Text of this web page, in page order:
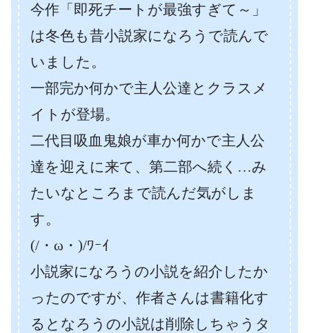
今作「即死チートが最強すぎて～」
は冬色も昔小説家になろうで読んで
いました。
一部完か何かで主人公達とクラスメ
イトが登場。
二代目吸血鬼娘が車か何かで主人公
達を迎えに来て、第二部へ続く…み
たいなところまで読んだ気がしま
す。
(/・ω・)/ﾜｰｲ
小説家になろうの小説を紹介したか
ったのですが、作者さんは書籍化す
るとなろうの小説は削除しちゃうタ